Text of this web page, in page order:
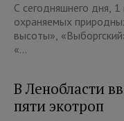
С сегодняшнего дня,
охраняемых
высоты»,
«...
В Ленобласти
пяти экотроп